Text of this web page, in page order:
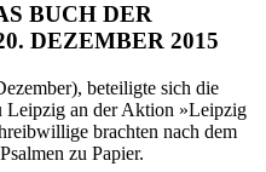
BUCH DER
DEZEMBER 2015
beteiligte sich die
Leipzig an der Aktion »Leipzig
brachten nach dem
zu Papier.